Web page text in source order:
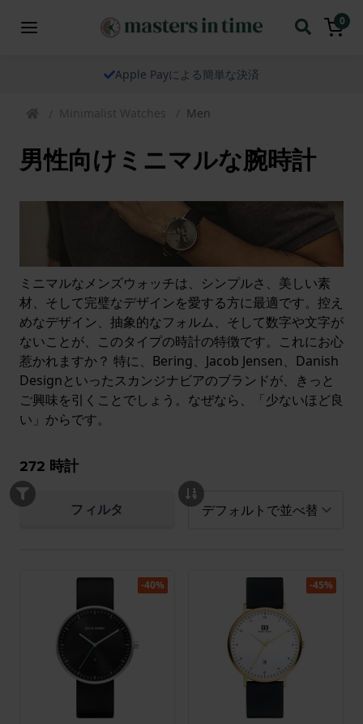
0
Apple Payによる簡単な決済
Minimalist Watches Men
男性向けミニマルな腕時計
ミニマルなメンズウォッチは、シンプルさ、美しい素
材、そして完璧なデザインを愛する方に最適です。控え
めなデザイン、抽象的なフォルム、そして数字や文字が
ないことが、このタイプの時計の特徴です。これにお心
惹かれますか？ 特に、Bering、Jacob Jensen、Danish
Designといったスカンジナビアのブランドが、きっと
ご興味を引くことでしょう。なぜなら、「少ないほど良
い」からです。
272 時計
フィルタ
-40% -45%